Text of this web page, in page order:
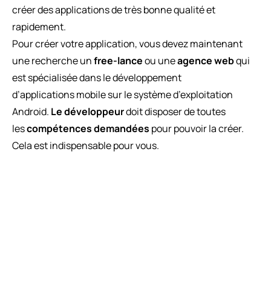
créer des applications de très bonne qualité et
rapidement.
Pour créer votre application, vous devez maintenant
une recherche unfree-lanceou uneagence webqui
est spécialisée dans le développement
d’applications mobile sur le système d’exploitation
Android. Ledéveloppeurdoit disposer de toutes
lescompétences demandées pour pouvoir la créer.
Cela est indispensable pour vous.